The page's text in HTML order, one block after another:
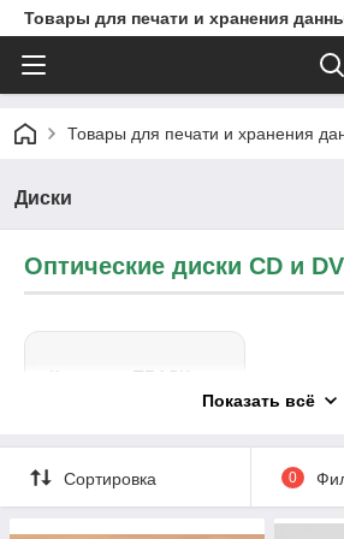
Товары для печати и хранения
Товары для печати и хранения
Диски
Оптические диски CD и
Компания TRACK
предлагает широкий
оптических дисков
архивирования и
Показать всё
Сортировка 0